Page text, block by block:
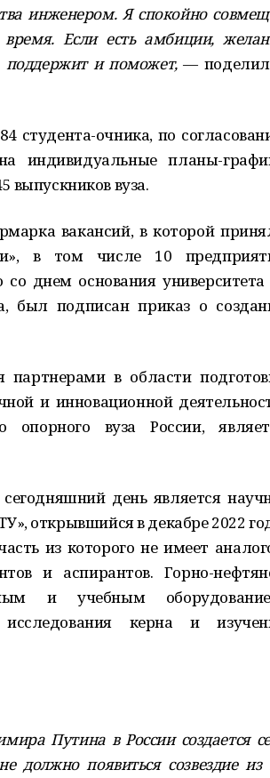
инженером. Я спокойно
время. Если есть амбиции,
поддержит и поможет,—
студента-очника, по
индивидуальные планы-
выпускников вуза.
вакансий, в которой
в том числе 10
днем основания
был подписан приказ о
в области
и инновационной
опорного вуза России,
день является
открывшийся в декабре 2022
из которого не имеет
и аспирантов. Горно-
и учебным
керна и
Путина в России создается
должно появиться созвездие из